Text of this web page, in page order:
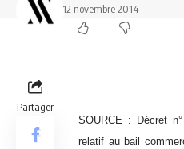
12 novembre 2014
Partager
SOURCE : Décret
relatif au bail